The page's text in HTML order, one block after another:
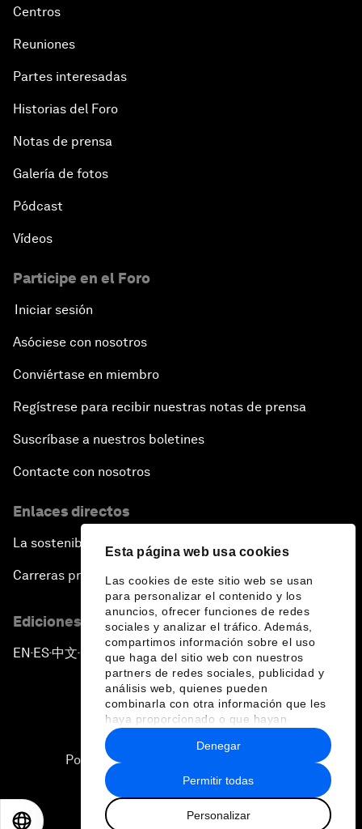
Esta página web usa cookies
Las cookies de este sitio web se usan
para personalizar el contenido y los
anuncios, ofrecer funciones de redes
sociales y analizar el tráfico. Además,
compartimos información sobre el uso
que haga del sitio web con nuestros
partners de redes sociales, publicidad y
análisis web, quienes pueden
combinarla con otra información que les
haya proporcionado o que hayan
recopilado a partir del uso que haya
hecho de sus servicios.
Permitir todas
Personalizar
Denegar
Centros
Reuniones
Partes interesadas
Historias del Foro
Notas de prensa
Galería de fotos
Pódcast
Vídeos
Participe en el Foro
Iniciar sesión
Asóciese con nosotros
Conviértase en miembro
Regístrese para recibir nuestras notas de prensa
Suscríbase a nuestros boletines
Contacte con nosotros
Enlaces directos
La sostenibilidad en el Foro
Carreras profesionales
Ediciones en otros idiomas
EN ▪ES▪中文▪ 日本語
Política de privacidad y normas de uso
Sitemap
2026 Foro Económico Mundial